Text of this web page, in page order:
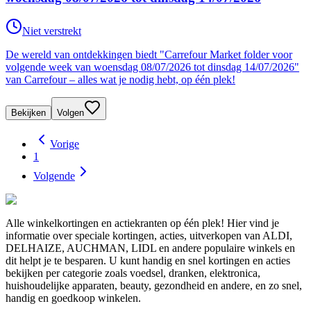
Niet verstrekt
De wereld van ontdekkingen biedt "Carrefour Market folder voor
volgende week van woensdag 08/07/2026 tot dinsdag 14/07/2026"
van Carrefour – alles wat je nodig hebt, op één plek!
Bekijken Volgen
Vorige
1
Volgende
Alle winkelkortingen en actiekranten op één plek! Hier vind je
informatie over speciale kortingen, acties, uitverkopen van ALDI,
DELHAIZE, AUCHMAN, LIDL en andere populaire winkels en
dit helpt je te besparen. U kunt handig en snel kortingen en acties
bekijken per categorie zoals voedsel, dranken, elektronica,
huishoudelijke apparaten, beauty, gezondheid en andere, en zo snel,
handig en goedkoop winkelen.